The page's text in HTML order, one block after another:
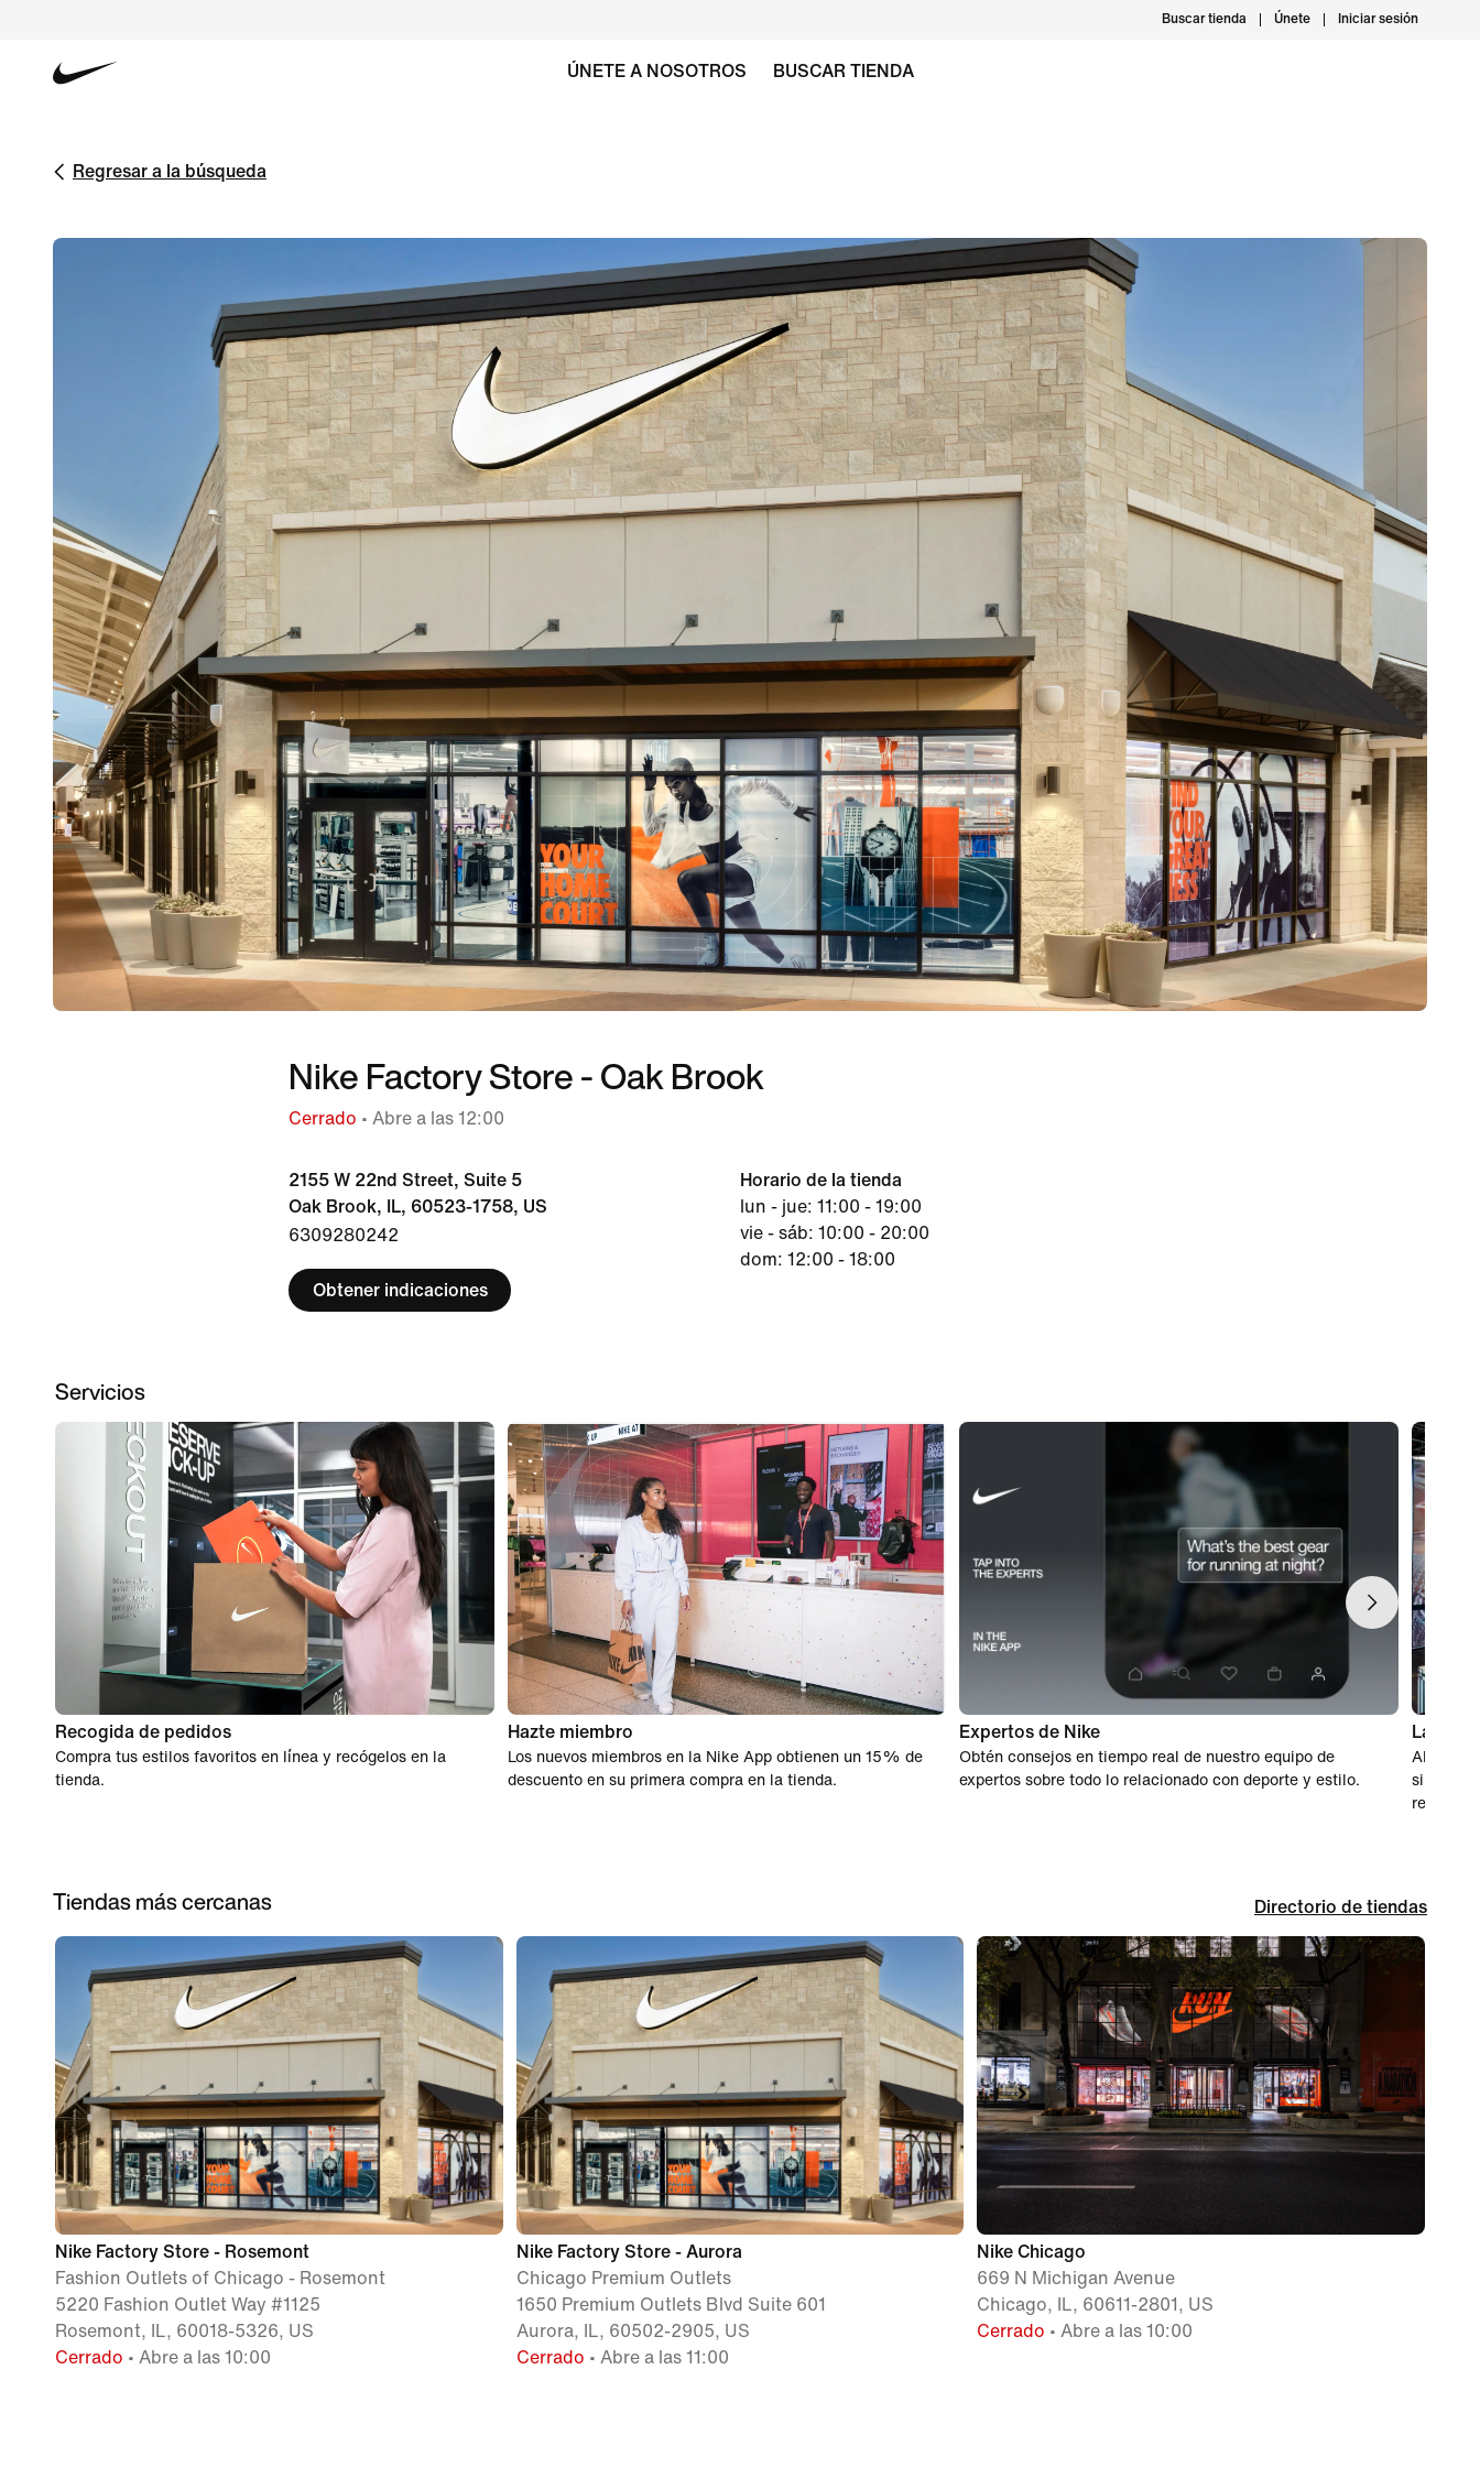
Buscar tienda Únete Iniciar sesión
ÚNETE A NOSOTROS BUSCAR TIENDA
Regresar a la búsqueda
Nike Factory Store - Oak Brook
Cerrado • Abre a las 12:00
2155 W 22nd Street, Suite 5
Oak Brook, IL, 60523-1758, US
6309280242
Obtener indicaciones
Horario de la tienda
lun - jue: 11:00 - 19:00
vie - sáb: 10:00 - 20:00
dom: 12:00 - 18:00
Servicios
Recogida de pedidos
Compra tus estilos favoritos en línea y recógelos en la
tienda.
Hazte miembro
Los nuevos miembros en la Nike App obtienen un 15% de
descuento en su primera compra en la tienda.
Expertos de Nike
Obtén consejos en tiempo real de nuestro equipo de
expertos sobre todo lo relacionado con deporte y estilo.
Las
Al unirte
sin
recibo
Tiendas más cercanas Directorio de tiendas
Nike Factory Store - Rosemont
Fashion Outlets of Chicago - Rosemont
5220 Fashion Outlet Way #1125
Rosemont, IL, 60018-5326, US
Cerrado • Abre a las 10:00
Nike Factory Store - Aurora
Chicago Premium Outlets
1650 Premium Outlets Blvd Suite 601
Aurora, IL, 60502-2905, US
Cerrado • Abre a las 11:00
Nike Chicago
669 N Michigan Avenue
Chicago, IL, 60611-2801, US
Cerrado • Abre a las 10:00